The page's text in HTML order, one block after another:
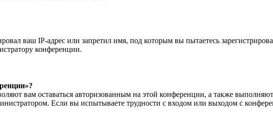
ваш IP-адрес или запретил имя, под которым вы пытаетесь
конференции.
вам оставаться авторизованным на этой конференции, а также
Если вы испытываете трудности с входом или выходом с